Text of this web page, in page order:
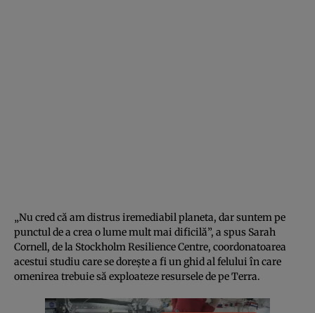
„Nu cred că am distrus iremediabil planeta, dar suntem pe
punctul de a crea o lume mult mai dificilă”, a spus Sarah
Cornell, de la Stockholm Resilience Centre, coordonatoarea
acestui studiu care se doreşte a fi un ghid al felului în care
omenirea trebuie să exploateze resursele de pe Terra.